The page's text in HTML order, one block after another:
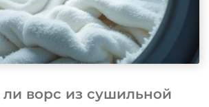
ворс из сушильной